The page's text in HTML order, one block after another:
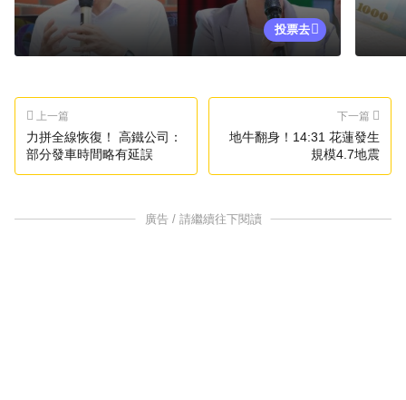
投票去
上一篇
力拼全線恢復！ 高鐵公司：
部分發車時間略有延誤
下一篇
地牛翻身！14:31 花蓮發生
規模4.7地震
廣告 / 請繼續往下閱讀